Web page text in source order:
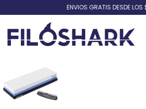
ENVIOS GRATIS DESDE LOS $50.000